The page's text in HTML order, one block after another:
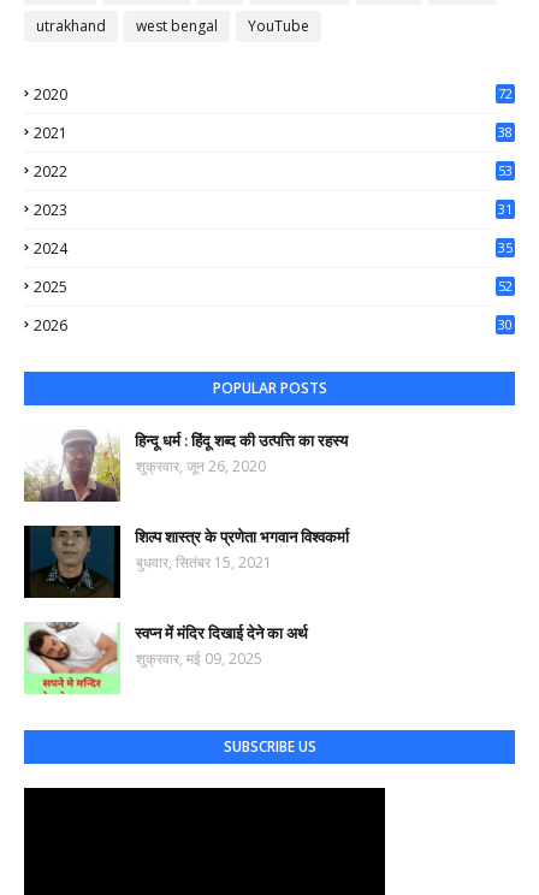
utrakhand
west bengal YouTube
2020
72
2021
38
2022
53
2023
31
2024
35
2025
52
2026
30
POPULAR POSTS
हिन्दू धर्म : हिंदू शब्द की उत्पत्ति का रहस्य
शुक्रवार, जून 26, 2020
शिल्प शास्त्र के प्रणेता भगवान विश्वकर्मा
बुधवार, सितंबर 15, 2021
स्वप्न में मंदिर दिखाई देने का अर्थ
शुक्रवार, मई 09, 2025
SUBSCRIBE US